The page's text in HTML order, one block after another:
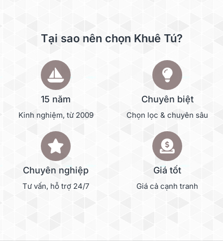
Tại sao nên chọn Khuê Tú?
15 năm
Kinh nghiệm, từ 2009
Chuyên biệt
Chọn lọc & chuyên sâu
Chuyên nghiệp
Tư vấn, hỗ trợ 24/7
Giá tốt
Giá cả cạnh tranh